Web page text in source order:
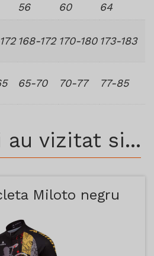
56 60 64
168-172 170-180 173-183
65-70 70-77 77-85
vizitat si...
Miloto negru